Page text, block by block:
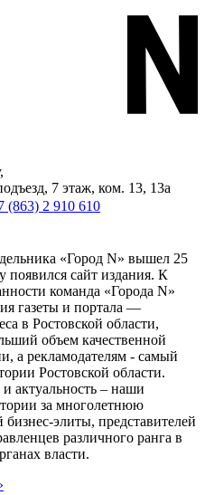
7 этаж, ком. 13, 13а
(863) 2 910 610
«Город N» вышел 25
появился сайт издания. К
команда «Города N»
газеты и портала —
в Ростовской области,
объем качественной
а рекламодателям - самый
Ростовской области.
актуальность – наши
за многолетнюю
элиты, представителей
различного ранга в
власти.